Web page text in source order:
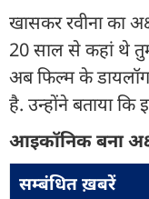
खासकर रवीना का
20 साल से कहां थे
अब फिल्म के डायलॉग
है. उन्होंने बताया
आइकॉनिक बना
सम्बंधित ख़बरें